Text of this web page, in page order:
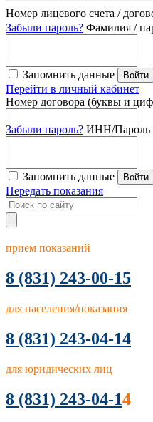
Номер лицевого счета /
Забыли пароль? Фамилия /
Запомнить данные Войти
Перейти в личный кабинет
Номер договора (буквы и
Забыли пароль? ИНН/Пароль
Запомнить данные Войти
Передать показания
прием показаний
8 (831) 243-00-15
для населения/показания
8 (831) 243-04-14
для юридических лиц
8 (831) 243-04-14